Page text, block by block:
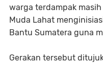
warga terdampak
Muda Lahat
Bantu Sumatera guna
Gerakan tersebut